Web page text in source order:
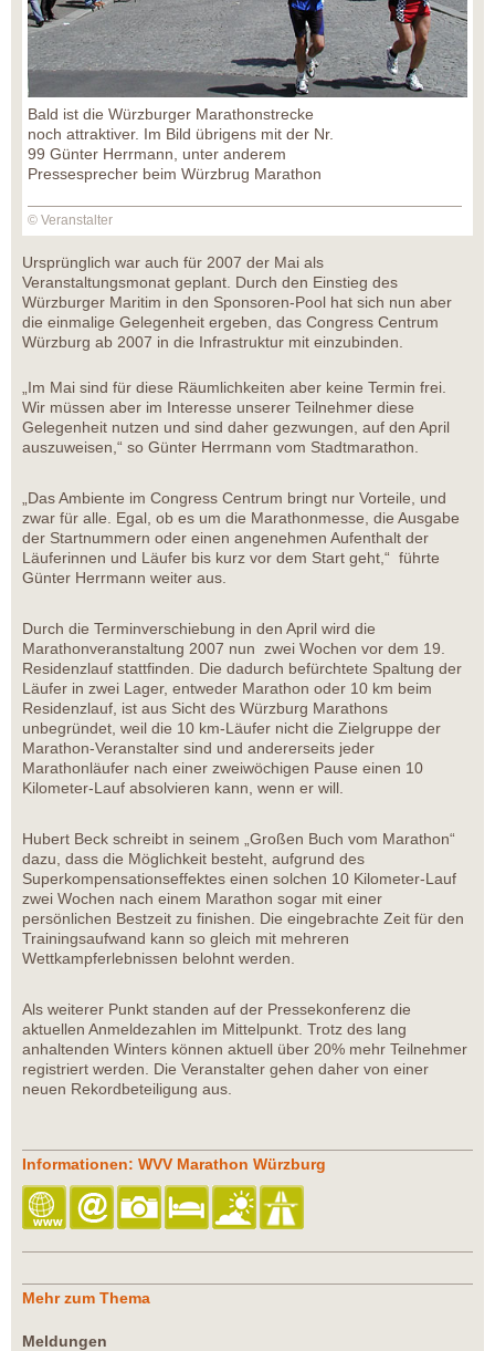
Bald ist die Würzburger Marathonstrecke
noch attraktiver. Im Bild übrigens mit der Nr.
99 Günter Herrmann, unter anderem
Pressesprecher beim Würzbrug Marathon
© Veranstalter
Ursprünglich war auch für 2007 der Mai als
Veranstaltungsmonat geplant. Durch den Einstieg des
Würzburger Maritim in den Sponsoren-Pool hat sich nun aber
die einmalige Gelegenheit ergeben, das Congress Centrum
Würzburg ab 2007 in die Infrastruktur mit einzubinden.
„Im Mai sind für diese Räumlichkeiten aber keine Termin frei.
Wir müssen aber im Interesse unserer Teilnehmer diese
Gelegenheit nutzen und sind daher gezwungen, auf den April
auszuweisen,“ so Günter Herrmann vom Stadtmarathon.
„Das Ambiente im Congress Centrum bringt nur Vorteile, und
zwar für alle. Egal, ob es um die Marathonmesse, die Ausgabe
der Startnummern oder einen angenehmen Aufenthalt der
Läuferinnen und Läufer bis kurz vor dem Start geht,“ führte
Günter Herrmann weiter aus.
Durch die Terminverschiebung in den April wird die
Marathonveranstaltung 2007 nun zwei Wochen vor dem 19.
Residenzlauf stattfinden. Die dadurch befürchtete Spaltung der
Läufer in zwei Lager, entweder Marathon oder 10 km beim
Residenzlauf, ist aus Sicht des Würzburg Marathons
unbegründet, weil die 10 km-Läufer nicht die Zielgruppe der
Marathon-Veranstalter sind und andererseits jeder
Marathonläufer nach einer zweiwöchigen Pause einen 10
Kilometer-Lauf absolvieren kann, wenn er will.
Hubert Beck schreibt in seinem „Großen Buch vom Marathon“
dazu, dass die Möglichkeit besteht, aufgrund des
Superkompensationseffektes einen solchen 10 Kilometer-Lauf
zwei Wochen nach einem Marathon sogar mit einer
persönlichen Bestzeit zu finishen. Die eingebrachte Zeit für den
Trainingsaufwand kann so gleich mit mehreren
Wettkampferlebnissen belohnt werden.
Als weiterer Punkt standen auf der Pressekonferenz die
aktuellen Anmeldezahlen im Mittelpunkt. Trotz des lang
anhaltenden Winters können aktuell über 20% mehr Teilnehmer
registriert werden. Die Veranstalter gehen daher von einer
neuen Rekordbeteiligung aus.
Informationen: WVV Marathon Würzburg
Mehr zum Thema
Meldungen